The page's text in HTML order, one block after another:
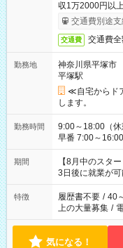
収1万2000円以
交通費別途支
交通費 交通費
勤務地
神奈川県平塚市
平塚駅
≪自宅からド
します。
勤務時間
9:00～18:00（休憩60分） ■ご希望があ
早番 7:00～16:00
と休みを合わせ
「できれば残
ね。 ※Wワーク希望の方へ 今ご覧のお仕事で希望する勤務時間
と、もう1つの
合は応募できま
期間
【8月中のスタ
3日後に就業が可
特徴 履歴書不要 / 40
上の大量募集 /
気になる！